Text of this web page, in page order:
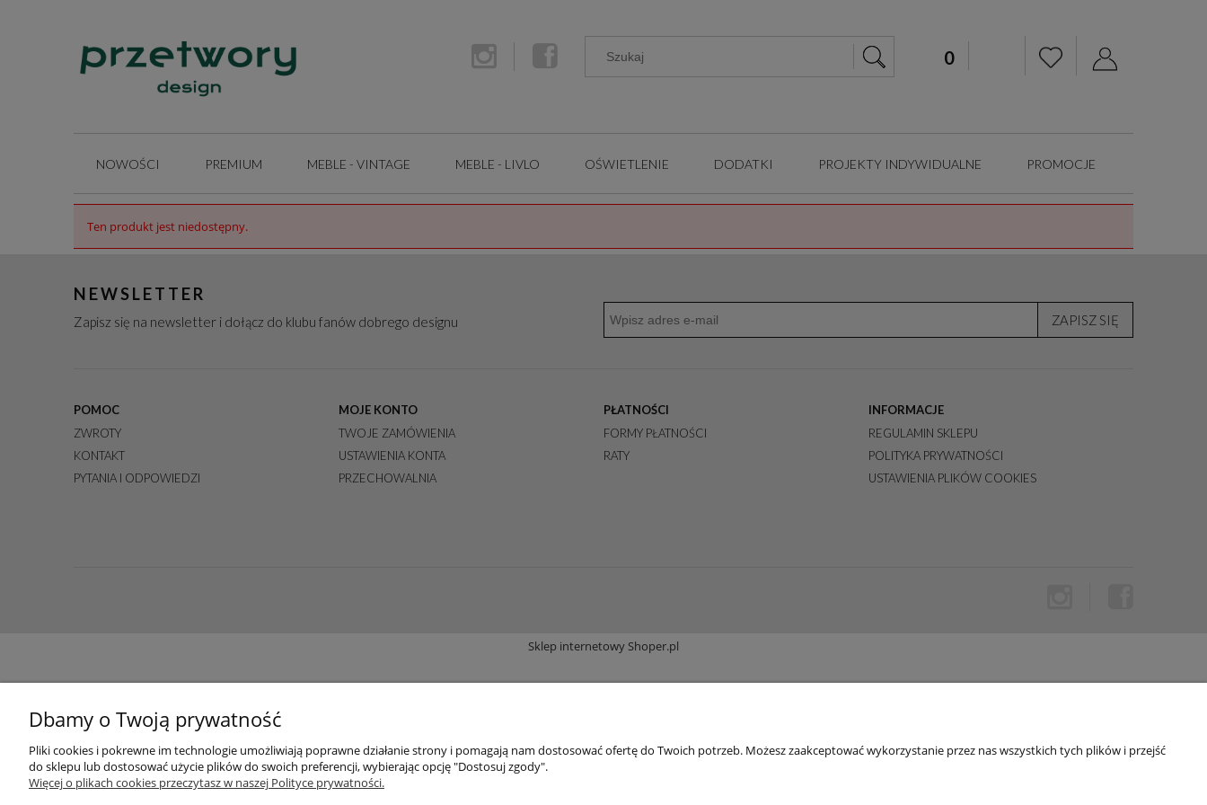
NOWOŚCI PREMIUM MEBLE - VINTAGE MEBLE - LIVLO OŚWIETLENIE DODATKI PROJEKTY INDYWIDUALNE PROMOCJE
INSPIRACJE
Ten produkt jest niedostępny.
NEWSLETTER
Zapisz się na newsletter i dołącz do klubu fanów dobrego designu ZAPISZ SIĘ
POMOC
ZWROTY
KONTAKT
PYTANIA I ODPOWIEDZI
MOJE KONTO
TWOJE ZAMÓWIENIA
USTAWIENIA KONTA
PRZECHOWALNIA
PŁATNOŚCI
FORMY PŁATNOŚCI
RATY
INFORMACJE
REGULAMIN SKLEPU
POLITYKA PRYWATNOŚCI
USTAWIENIA PLIKÓW COOKIES
Sklep internetowy Shoper.pl
Dbamy o Twoją prywatność
Pliki cookies i pokrewne im technologie umożliwiają poprawne działanie strony i pomagają nam dostosować ofertę do Twoich potrzeb. Możesz zaakceptować wykorzystanie przez nas wszystkich tych plików i przejść
do sklepu lub dostosować użycie plików do swoich preferencji, wybierając opcję "Dostosuj zgody".
Więcej o plikach cookies przeczytasz w naszej Polityce prywatności.